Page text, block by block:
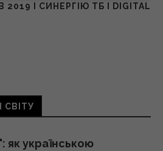
І СИНЕРГІЮ ТБ І DIGITAL
СВІТУ
як українською